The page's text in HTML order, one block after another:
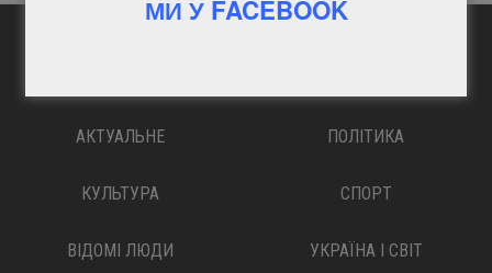
АКТУАЛЬНЕ ПОЛІТИКА
КУЛЬТУРА СПОРТ
ВІДОМІ ЛЮДИ УКРАЇНА І СВІТ
МИ У FACEBOOK